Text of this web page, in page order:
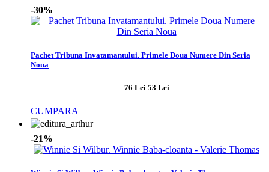
-30%
Pachet Tribuna Invatamantului. Primele Doua Numere Din Seria
Noua
76 Lei 53 Lei
CUMPARA
-21%